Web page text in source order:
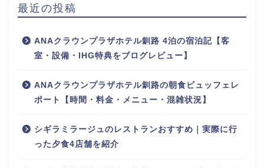
最近の投稿
ANAクラウンプラザホテル釧路 4泊の宿泊記【客
室・設備・IHG特典をブログレビュー】
ANAクラウンプラザホテル釧路の朝食ビュッフェレ
ポート【時間・料金・メニュー・混雑状況】
シギラミラージュのレストランおすすめ｜実際に行
った夕食4店舗を紹介